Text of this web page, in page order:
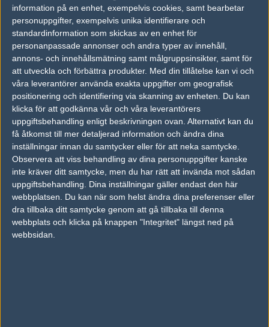
information på en enhet, exempelvis cookies, samt bearbetar
personuppgifter, exempelvis unika identifierare och
standardinformation som skickas av en enhet för
personanpassade annonser och andra typer av innehåll,
annons- och innehållsmätning samt målgruppsinsikter, samt för
att utveckla och förbättra produkter. Med din tillåtelse kan vi och
våra leverantörer använda exakta uppgifter om geografisk
positionering och identifiering via skanning av enheten. Du kan
klicka för att godkänna vår och våra leverantörers
uppgiftsbehandling enligt beskrivningen ovan. Alternativt kan du
få åtkomst till mer detaljerad information och ändra dina
inställningar innan du samtycker eller för att neka samtycke.
Observera att viss behandling av dina personuppgifter kanske
inte kräver ditt samtycke, men du har rätt att invända mot sådan
uppgiftsbehandling. Dina inställningar gäller endast den här
webbplatsen. Du kan när som helst ändra dina preferenser eller
dra tillbaka ditt samtycke genom att gå tillbaka till denna
webbplats och klicka på knappen "Integritet" längst ned på
webbsidan.
2011-01-14 23:50
ravens lineup?
#2 pbajN
Vanlig användare
2011-01-15 00:04
1
#1 pkr hoddi dewen fabba kadozer
#3 DjembaDjemba
Old School
kom igen nu poker :*<3
#4 krawn
Old School